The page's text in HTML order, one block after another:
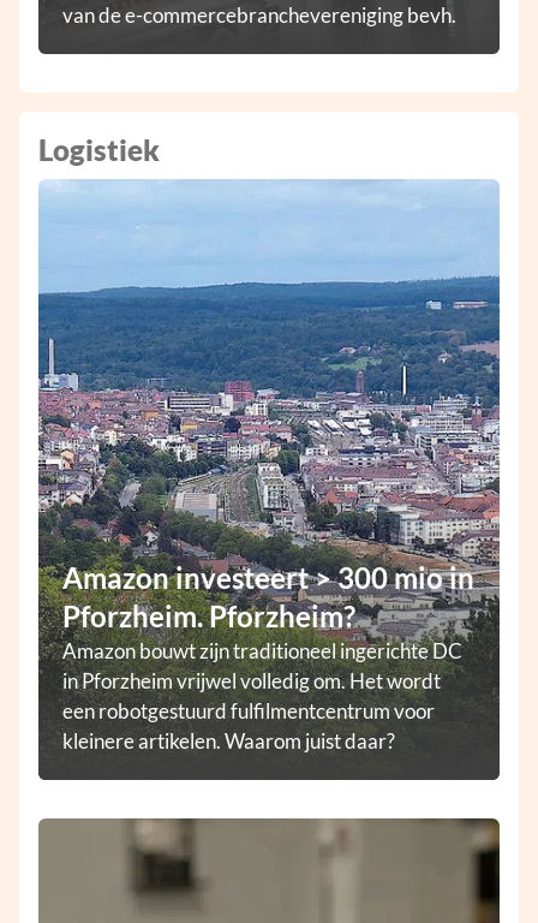
van de e-commercebranchevereniging bevh.
Logistiek
Amazon investeert > 300 mio in
Pforzheim. Pforzheim?
Amazon bouwt zijn traditioneel ingerichte DC
in Pforzheim vrijwel volledig om. Het wordt
een robotgestuurd fulfilmentcentrum voor
kleinere artikelen. Waarom juist daar?